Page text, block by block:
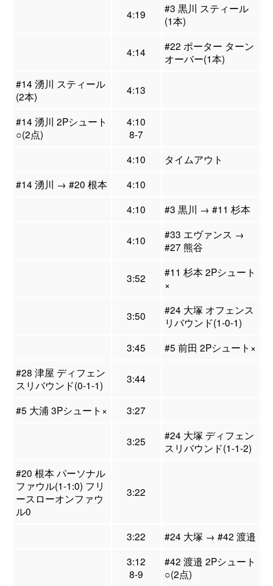
4:19
#3 黒川 スティール
(1本)
4:14
#22 ポーター ターン
オーバー(1本)
#14 湧川 スティール
(2本)
4:13
#14 湧川 2Pシュート
○(2点)
4:10
8-7
4:10
タイムアウト
#14 湧川 → #20 根本
4:10
4:10
#3 黒川 → #11 杉本
4:10
#33 エヴァンス →
#27 熊谷
3:52
#11 杉本 2Pシュート
×
3:50
#24 大塚 オフェンス
リバウンド(1-0-1)
3:45
#5 前田 2Pシュート×
#28 津屋 ディフェン
スリバウンド(0-1-1)
3:44
#5 大浦 3Pシュート× 3:27
3:25
#24 大塚 ディフェン
スリバウンド(1-1-2)
#20 根本 パーソナル
ファウル(1-1:0) フリ
ースローオンファウ
ル0
3:22
3:22
#24 大塚 → #42 渡邉
3:12
8-9
#42 渡邉 2Pシュート
○(2点)